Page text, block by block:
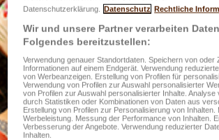
Datenschutzerklärung. Datenschutz Rechtliche
Wir und unsere Partner verarbeiten
Folgendes bereitzustellen:
Verwendung genauer Standortdaten. Speichern von oder
Informationen auf einem Endgerät. Verwendung
von Werbeanzeigen. Erstellung von Profilen für
Verwendung von Profilen zur Auswahl personalisierter
von Profilen zur Auswahl personalisierter Inhalte. Analyse
durch Statistiken oder Kombinationen von Daten aus
Erstellung von Profilen zur Personalisierung von Inhalten.
Werbeleistung. Messung der Performance von Inhalten.
Verbesserung der Angebote. Verwendung reduzierter
Inhalten.